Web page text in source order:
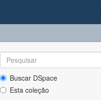
Buscar DSpace
Esta coleção